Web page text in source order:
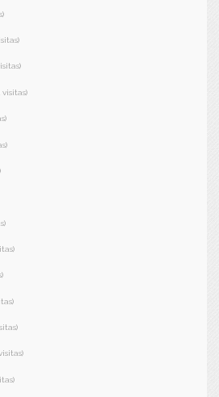
visitas)